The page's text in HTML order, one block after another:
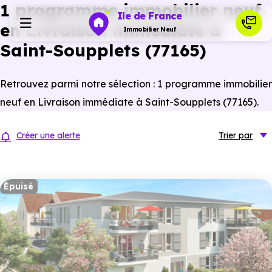
Ile de France
Immobilier Neuf
Actualités
Ressources
Financer
1 programme immobilier neuf
en Livraison immédiate à
Saint-Soupplets (77165)
Retrouvez parmi notre sélection : 1 programme immobilier
neuf en Livraison immédiate à Saint-Soupplets (77165).
Créer une alerte Trier par
Épuisé